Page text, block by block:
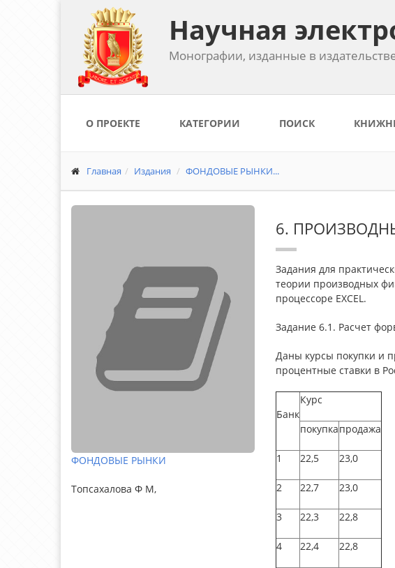
Научная
Монографии, изданные в
О ПРОЕКТЕ КАТЕГОРИИ ПОИСК
Главная Издания ФОНДОВЫЕ РЫНКИ...
ФОНДОВЫЕ РЫНКИ
Топсахалова Ф М,
6.
Задания для
теории производных
процессоре EXCEL.
Задание 6.1. Расчет
Даны курсы покупки и
процентные ставки в
Банк
Курс
покупкапродажа
1 22,5 23,0
2 22,7 23,0
3 22,3 22,8
4 22,4 22,8